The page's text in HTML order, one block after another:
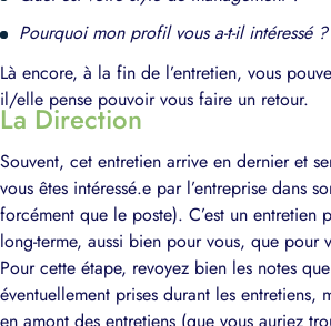
Pourquoi mon profil vous a-t-il intéressé ?
Là encore, à la fin de l’entretien, vous
il/elle pense pouvoir vous faire un retour.
La Direction
Souvent, cet entretien arrive en dernier et
vous êtes intéressé.e par l’entreprise dans
forcément que le poste). C’est un entretien
long-terme, aussi bien pour vous, que pour
Pour cette étape, revoyez bien les notes
éventuellement prises durant les entretiens,